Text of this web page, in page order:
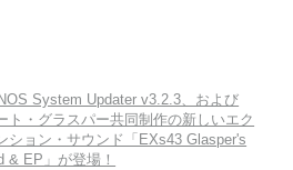
System Updater v3.2.3、および
ト・グラスパー共同制作の新しいエク
ション・サウンド「EXs43 Glasper's
& EP」が登場！